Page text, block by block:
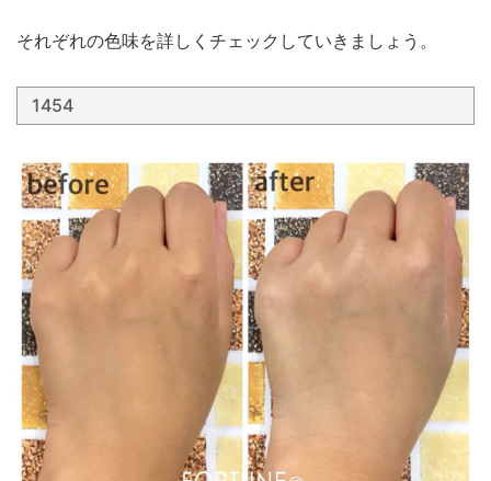
それぞれの色味を詳しくチェックしていきましょう。
1454